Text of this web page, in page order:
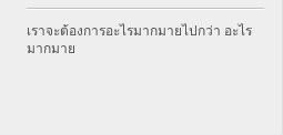
เราจะต้องการอะไรมากมายไปกว่า อะไร
มากมาย